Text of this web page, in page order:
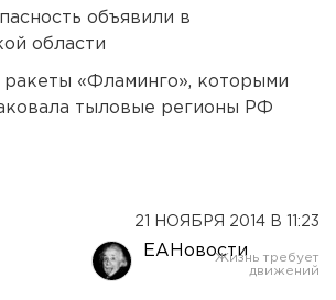
объявили в
области
«Фламинго», которыми
тыловые регионы РФ
21 НОЯБРЯ 2014 В 11:23
ЕАНовости